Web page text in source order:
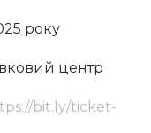
року
центр
bit.ly/ticket-